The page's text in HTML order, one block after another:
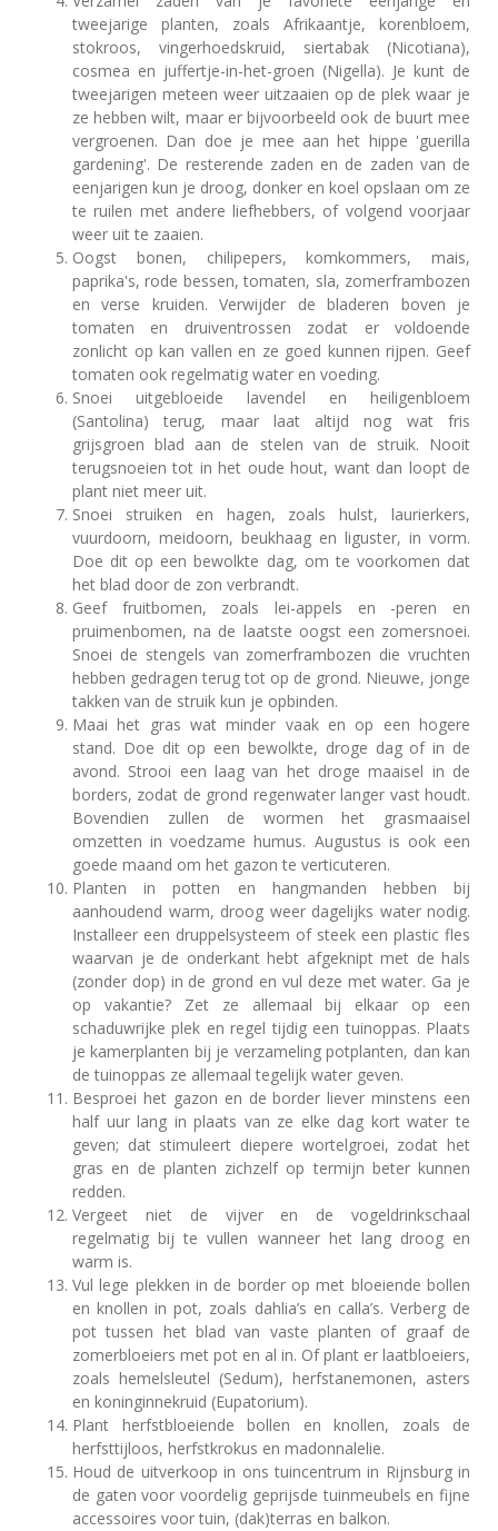
tweejarige planten, zoals Afrikaantje, korenbloem,
stokroos, vingerhoedskruid, siertabak (Nicotiana),
cosmea en juffertje-in-het-groen (Nigella). Je kunt de
tweejarigen meteen weer uitzaaien op de plek waar je
ze hebben wilt, maar er bijvoorbeeld ook de buurt mee
vergroenen. Dan doe je mee aan het hippe 'guerilla
gardening'. De resterende zaden en de zaden van de
eenjarigen kun je droog, donker en koel opslaan om ze
te ruilen met andere liefhebbers, of volgend voorjaar
weer uit te zaaien.
Oogst bonen, chilipepers, komkommers, mais,
paprika's, rode bessen, tomaten, sla, zomerframbozen
en verse kruiden. Verwijder de bladeren boven je
tomaten en druiventrossen zodat er voldoende
zonlicht op kan vallen en ze goed kunnen rijpen. Geef
tomaten ook regelmatig water en voeding.
Snoei uitgebloeide lavendel en heiligenbloem
(Santolina) terug, maar laat altijd nog wat fris
grijsgroen blad aan de stelen van de struik. Nooit
terugsnoeien tot in het oude hout, want dan loopt de
plant niet meer uit.
Snoei struiken en hagen, zoals hulst, laurierkers,
vuurdoorn, meidoorn, beukhaag en liguster, in vorm.
Doe dit op een bewolkte dag, om te voorkomen dat
het blad door de zon verbrandt.
Geef fruitbomen, zoals lei-appels en -peren en
pruimenbomen, na de laatste oogst een zomersnoei.
Snoei de stengels van zomerframbozen die vruchten
hebben gedragen terug tot op de grond. Nieuwe, jonge
takken van de struik kun je opbinden.
Maai het gras wat minder vaak en op een hogere
stand. Doe dit op een bewolkte, droge dag of in de
avond. Strooi een laag van het droge maaisel in de
borders, zodat de grond regenwater langer vast houdt.
Bovendien zullen de wormen het grasmaaisel
omzetten in voedzame humus. Augustus is ook een
goede maand om het gazon te verticuteren.
Planten in potten en hangmanden hebben bij
aanhoudend warm, droog weer dagelijks water nodig.
Installeer een druppelsysteem of steek een plastic fles
waarvan je de onderkant hebt afgeknipt met de hals
(zonder dop) in de grond en vul deze met water. Ga je
op vakantie? Zet ze allemaal bij elkaar op een
schaduwrijke plek en regel tijdig een tuinoppas. Plaats
je kamerplanten bij je verzameling potplanten, dan kan
de tuinoppas ze allemaal tegelijk water geven.
Besproei het gazon en de border liever minstens een
half uur lang in plaats van ze elke dag kort water te
geven; dat stimuleert diepere wortelgroei, zodat het
gras en de planten zichzelf op termijn beter kunnen
redden.
Vergeet niet de vijver en de vogeldrinkschaal
regelmatig bij te vullen wanneer het lang droog en
warm is.
Vul lege plekken in de border op met bloeiende bollen
en knollen in pot, zoals dahlia’s en calla’s. Verberg de
pot tussen het blad van vaste planten of graaf de
zomerbloeiers met pot en al in. Of plant er laatbloeiers,
zoals hemelsleutel (Sedum), herfstanemonen, asters
en koninginnekruid (Eupatorium).
Plant herfstbloeiende bollen en knollen, zoals de
herfsttijloos, herfstkrokus en madonnalelie.
Houd de uitverkoop in ons tuincentrum in Rijnsburg in
de gaten voor voordelig geprijsde tuinmeubels en fijne
accessoires voor tuin, (dak)terras en balkon.